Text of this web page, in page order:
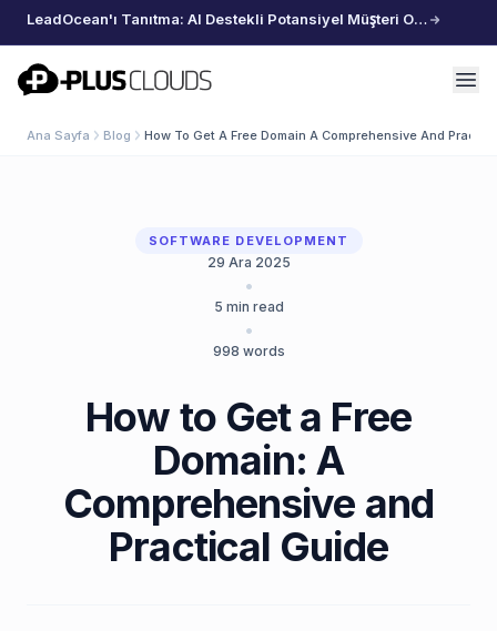
LeadOcean'ı Tanıtma: AI Destekli Potansiyel Müşteri Oluşturma, Özenle Seçilmiş Veriler, Zahmetsiz Büyüme
PlusClouds
Ana Sayfa Blog How To Get A Free Domain A Comprehensive And
SOFTWARE DEVELOPMENT
29 Ara 2025
•
5 min read
•
998 words
How to Get a Free
Domain: A
Comprehensive and
Practical Guide